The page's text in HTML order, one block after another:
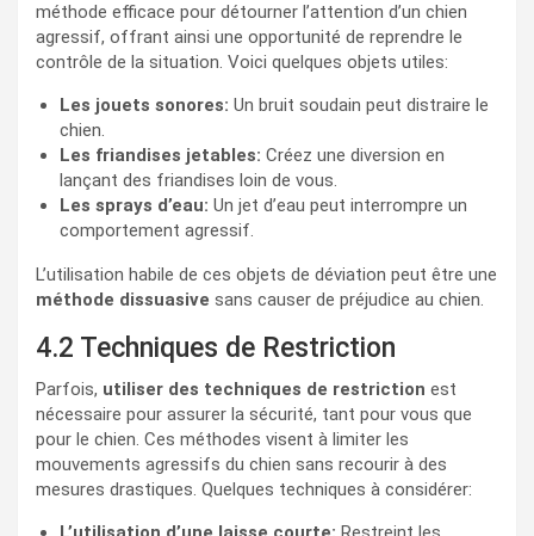
méthode efficace pour détourner l’attention d’un chien
agressif, offrant ainsi une opportunité de reprendre le
contrôle de la situation. Voici quelques objets utiles:
Les jouets sonores: Un bruit soudain peut distraire le
chien.
Les friandises jetables: Créez une diversion en
lançant des friandises loin de vous.
Les sprays d’eau: Un jet d’eau peut interrompre un
comportement agressif.
L’utilisation habile de ces objets de déviation peut être une
méthode dissuasive sans causer de préjudice au chien.
4.2 Techniques de Restriction
Parfois, utiliser des techniques de restriction est
nécessaire pour assurer la sécurité, tant pour vous que
pour le chien. Ces méthodes visent à limiter les
mouvements agressifs du chien sans recourir à des
mesures drastiques. Quelques techniques à considérer: